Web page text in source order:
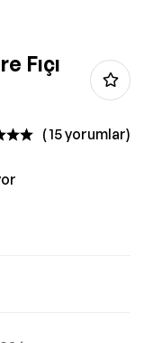
Fıçı
( 15 yorumlar)